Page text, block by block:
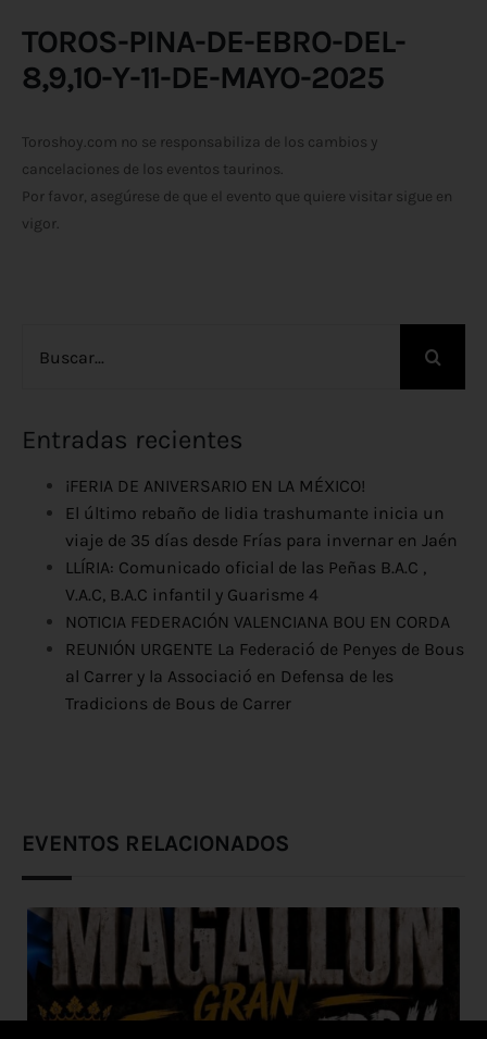
TOROS-PINA-DE-EBRO-DEL-
8,9,10-Y-11-DE-MAYO-2025
Toroshoy.com no se responsabiliza de los cambios y
cancelaciones de los eventos taurinos.
Por favor, asegúrese de que el evento que quiere visitar sigue en
vigor.
Entradas recientes
¡FERIA DE ANIVERSARIO EN LA MÉXICO!
El último rebaño de lidia trashumante inicia un
viaje de 35 días desde Frías para invernar en Jaén
LLÍRIA: Comunicado oficial de las Peñas B.A.C ,
V.A.C, B.A.C infantil y Guarisme 4
NOTICIA FEDERACIÓN VALENCIANA BOU EN CORDA
REUNIÓN URGENTE La Federació de Penyes de Bous
al Carrer y la Associació en Defensa de les
Tradicions de Bous de Carrer
EVENTOS RELACIONADOS